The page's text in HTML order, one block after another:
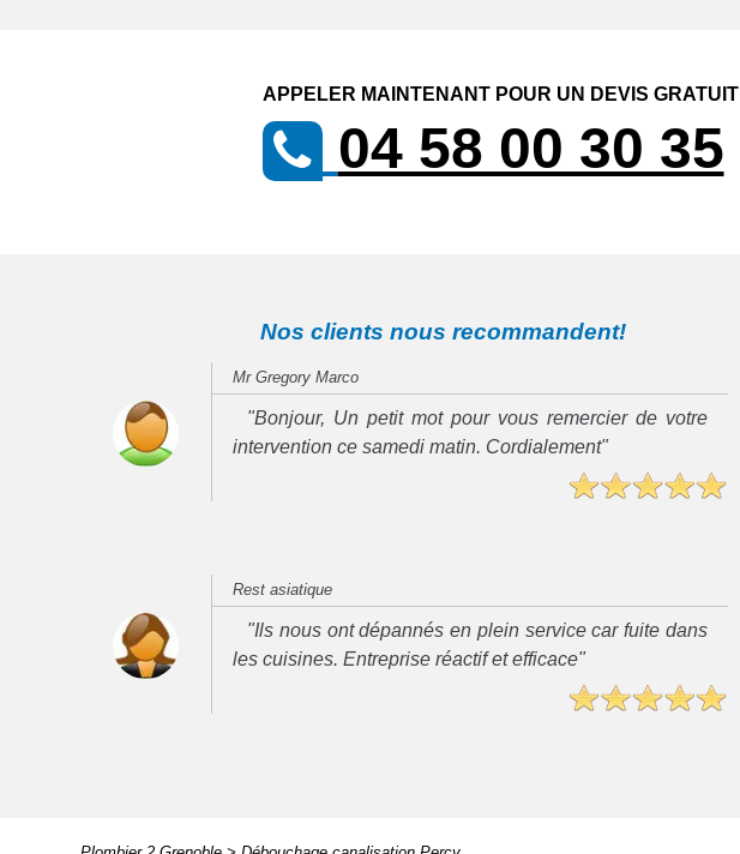
APPELER MAINTENANT POUR UN DEVIS GRATUIT
04 58 00 30 35
Nos clients nous recommandent!
Mr Gregory Marco
"Bonjour, Un petit mot pour vous remercier de votre
intervention ce samedi matin. Cordialement"
Rest asiatique
"Ils nous ont dépannés en plein service car fuite dans
les cuisines. Entreprise réactif et efficace"